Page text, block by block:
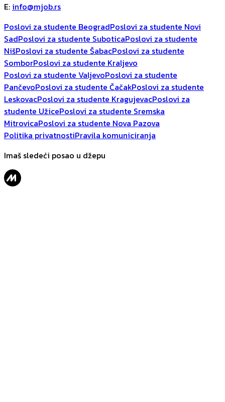
E: info@mjob.rs
Poslovi za studente BeogradPoslovi za studente Novi
SadPoslovi za studente SuboticaPoslovi za studente
NišPoslovi za studente ŠabacPoslovi za studente
SomborPoslovi za studente Kraljevo
Poslovi za studente ValjevoPoslovi za studente
PančevoPoslovi za studente ČačakPoslovi za studente
LeskovacPoslovi za studente KragujevacPoslovi za
studente UžicePoslovi za studente Sremska
MitrovicaPoslovi za studente Nova Pazova
Politika privatnostiPravila komuniciranja
Imaš sledeći posao u džepu